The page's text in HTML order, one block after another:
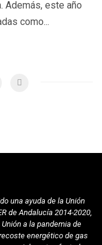
Además, este año
como...
una ayuda de la Unión
de Andalucía 2014-2020,
a la pandemia de
energético de gas